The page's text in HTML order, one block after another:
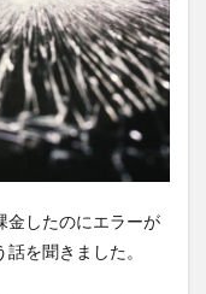
金したのにエラーが
を聞きました。